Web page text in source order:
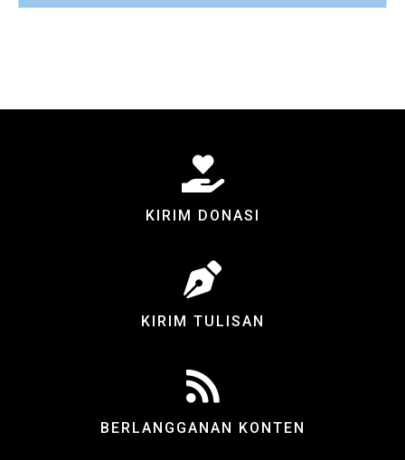
KIRIM DONASI
KIRIM TULISAN
BERLANGGANAN KONTEN